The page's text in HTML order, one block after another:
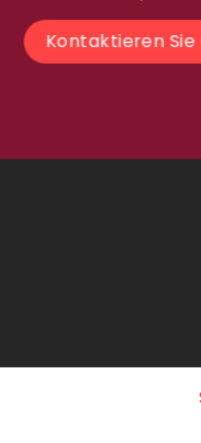
Kontaktieren Sie